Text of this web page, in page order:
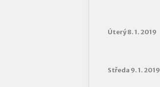
Úterý 8. 1. 2019
Středa 9. 1. 2019